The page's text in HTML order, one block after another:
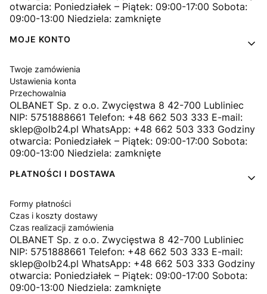
otwarcia: Poniedziałek – Piątek: 09:00-17:00 Sobota:
09:00-13:00 Niedziela: zamknięte
MOJE KONTO
Twoje zamówienia
Ustawienia konta
Przechowalnia
OLBANET Sp. z o.o. Zwycięstwa 8 42-700 Lubliniec
NIP: 5751888661 Telefon: +48 662 503 333 E-mail:
sklep@olb24.pl WhatsApp: +48 662 503 333 Godziny
otwarcia: Poniedziałek – Piątek: 09:00-17:00 Sobota:
09:00-13:00 Niedziela: zamknięte
PŁATNOŚCI I DOSTAWA
Formy płatności
Czas i koszty dostawy
Czas realizacji zamówienia
OLBANET Sp. z o.o. Zwycięstwa 8 42-700 Lubliniec
NIP: 5751888661 Telefon: +48 662 503 333 E-mail:
sklep@olb24.pl WhatsApp: +48 662 503 333 Godziny
otwarcia: Poniedziałek – Piątek: 09:00-17:00 Sobota:
09:00-13:00 Niedziela: zamknięte